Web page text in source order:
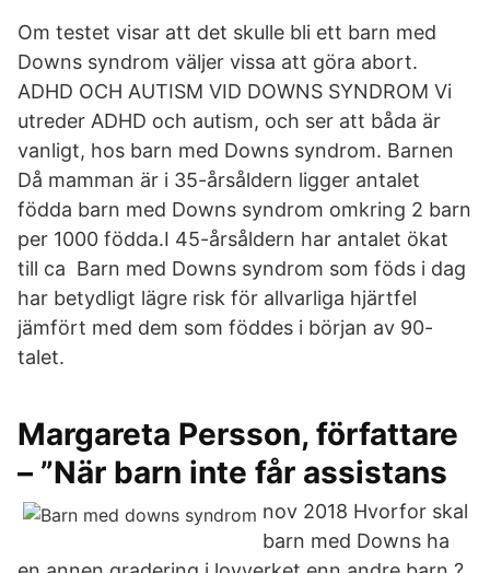
Om testet visar att det skulle bli ett barn med
Downs syndrom väljer vissa att göra abort.
ADHD OCH AUTISM VID DOWNS SYNDROM Vi
utreder ADHD och autism, och ser att båda är
vanligt, hos barn med Downs syndrom. Barnen
Då mamman är i 35-årsåldern ligger antalet
födda barn med Downs syndrom omkring 2 barn
per 1000 födda.I 45-årsåldern har antalet ökat
till ca Barn med Downs syndrom som föds i dag
har betydligt lägre risk för allvarliga hjärtfel
jämfört med dem som föddes i början av 90-
talet.
Margareta Persson, författare
– ”När barn inte får assistans
nov 2018 Hvorfor skal
barn med Downs ha